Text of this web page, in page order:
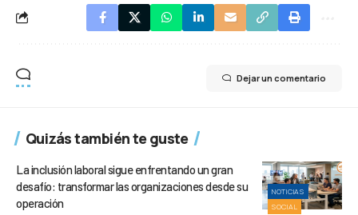
Dejar un comentario
Quizás también te guste
NOTICIAS
SOCIAL
La inclusión laboral sigue enfrentando un gran
desafío: transformar las organizaciones desde su
operación